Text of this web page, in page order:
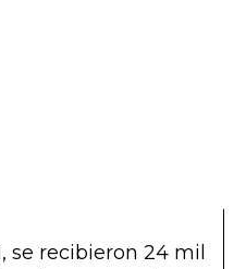
se recibieron 24 mil